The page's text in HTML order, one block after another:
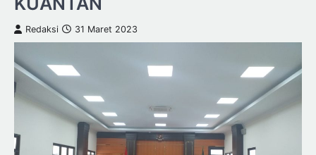
Redaksi 31 Maret 2023